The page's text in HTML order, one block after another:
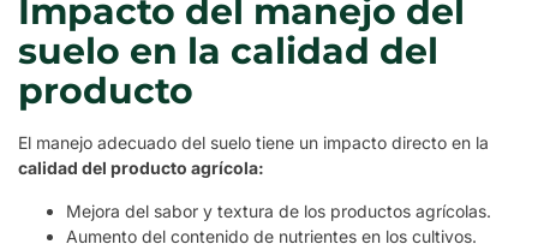
Impacto del manejo del
suelo en la calidad del
producto
El manejo adecuado del suelo tiene un impacto directo en la
calidad del producto agrícola:
Mejora del sabor y textura de los productos agrícolas.
Aumento del contenido de nutrientes en los cultivos.